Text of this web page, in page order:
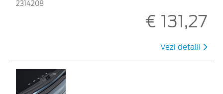
2314208
€ 131,27
Vezi detalii